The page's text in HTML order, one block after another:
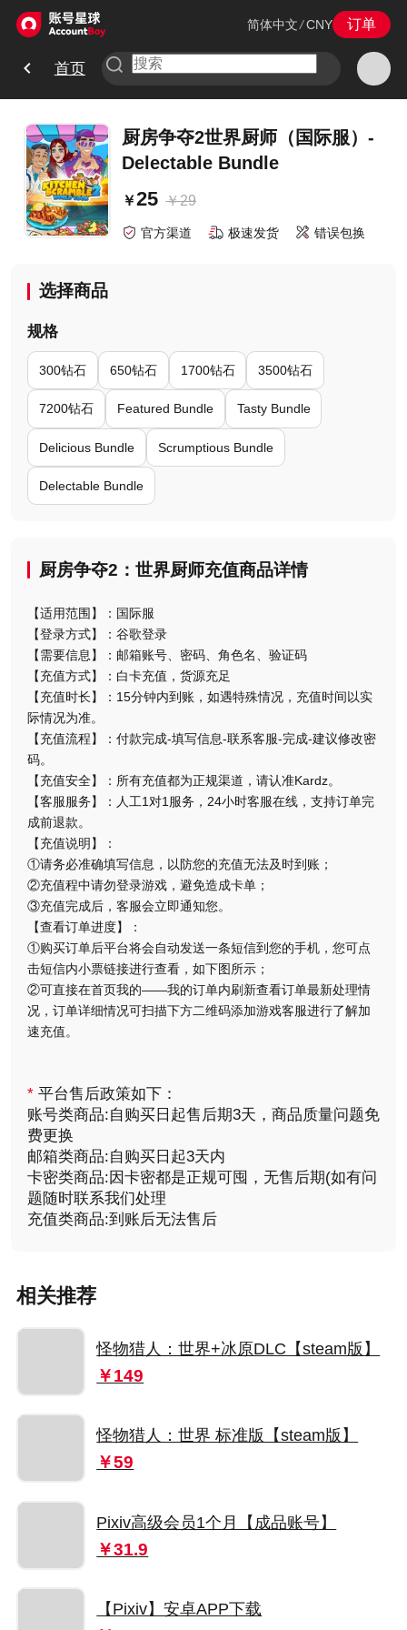
简体中文 /CNY 订单
首页
厨房争夺2世界厨师（国际服）-
Delectable Bundle
￥25 ￥29
官方渠道 极速发货 错误包换
选择商品
规格
300钻石 650钻石 1700钻石 3500钻石
7200钻石 Featured Bundle Tasty Bundle
Delicious Bundle Scrumptious Bundle
Delectable Bundle
厨房争夺2：世界厨师充值商品详情
【适用范围】：国际服
【登录方式】：谷歌登录
【需要信息】：邮箱账号、密码、角色名、验证码
【充值方式】：白卡充值，货源充足
【充值时长】：15分钟内到账，如遇特殊情况，充值时间以实
际情况为准。
【充值流程】：付款完成-填写信息-联系客服-完成-建议修改密
码。
【充值安全】：所有充值都为正规渠道，请认准Kardz。
【客服服务】：人工1对1服务，24小时客服在线，支持订单完
成前退款。
【充值说明】：
①请务必准确填写信息，以防您的充值无法及时到账；
②充值程中请勿登录游戏，避免造成卡单；
③充值完成后，客服会立即通知您。
【查看订单进度】：
①购买订单后平台将会自动发送一条短信到您的手机，您可点
击短信内小票链接进行查看，如下图所示；
②可直接在首页我的——我的订单内刷新查看订单最新处理情
况，订单详细情况可扫描下方二维码添加游戏客服进行了解加
速充值。
*平台售后政策如下：
账号类商品:自购买日起售后期3天，商品质量问题免
费更换
邮箱类商品:自购买日起3天内
卡密类商品:因卡密都是正规可囤，无售后期(如有问
题随时联系我们处理
充值类商品:到账后无法售后
相关推荐
怪物猎人：世界+冰原DLC【steam版】
￥149
怪物猎人：世界 标准版【steam版】
￥59
Pixiv高级会员1个月【成品账号】
￥31.9
【Pixiv】安卓APP下载